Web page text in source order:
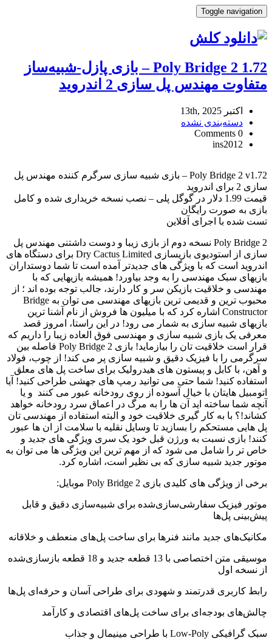
Toggle navigation
Poly Bridge 2 1.72 – بازی پازل-شبیه‌ساز
متفاوت مهندس پل سازی 2 اندروید
اکتبر 13th, 2025
دسته‌بندی نشده
0 Comments
ins2012
Bridge
1.72
–
بازی
پازل-
شبیه‌ساز
متفاوت
مهندس
پل
سازی
اندرویدReviewed
by
Ins2012
on
Oct
13Rating:
Poly Bridge 2 v1.72 – بازی شبیه سازی سرگرم کننده مهندس پل
سازی 2 برای اندروید
قیمت 1.99 دلار در گوگل پلی – نصب نسخه خریداری شده و کامل
بازی به صورت رایگان
تست شده با اجرای آفلاین
Poly Bridge 2 نسخه دوم از بازی زیبا و دوست داشتنی مهندس پل
سازی از استودیوی بازیسازی Dry Cactus Limited برای دستگاه های
اندروید است که با ویژگی های جدیدتر آمده است تا شما دوستداران
بازیهای سبک مهندسی را به وجد بیاورد! همیشه بازیهایی که با
مهندسی و خلاقیت بازیکن سر و کار دارند، جالب توجه بوده اند ؛ از
محبوب ترین و قدیمی ترین بازیهای مهندسی می توان به Bridge
Constructor اشاره کرد که با میلیون ها فروش از نام آشنا ترین
بازیهای شبیه سازی به شمار می رود! در این راستا، امروز قصد
معرفی یک بازی شبیه سازی و مهندسی فوق العاده زیبا را داریم که
قرار است خلاقیت تان را بیازماید! بازی Poly Bridge 2 فاصله بین
سرگرمی را با فیزیک دقیق و شبیه سازی پر می کند! از چوب، فولاد
و آهن، با کابل و پیستون های هیدرولیک برای ساخت پل های معلق
استفاده کنید! شما حتی می توانید رمپ های جهشی طراحی کنید! آیا
اتومبیل هایتان با خیال آسوده از روی رودخانه عبور می کنند و یا
آنچه شما ساخته اید آن ها را به مرگ در اعماق سرد رودخانه خواهد
کشاند!؟ با به کار گیری خلاقیت خود و البته استفاده از مهندسی تان
پل هایی مستحکم را بسازید تا وسایل نقلیه با سلامت از ان ها عبور
کنند! بازی نسبت به ورژن قبل خود یک سری ویژگی های جدید و
خاص تر را شامل می شود که از مهم ترین این ویژگی ها می توان به
موتور جدید شبیه سازی که بی نظیر است، اشاره کرد.
برخی از ویژگی های کلیدی بازی Poly Bridge 2 موبایل:
موتور فیزیک سفارشی‌سازی‌شده برای شبیه‌سازی دقیق و قابل
پیش‌بینی پل‌ها
مکانیک‌های جدید مانند فنرها برای ساخت پل‌های منعطف و خلاقانه
موسیقی متن اختصاصی با 13 قطعه جدید و 18 قطعه بازسازی‌شده
از نسخه اول
رابط کاربری قدرتمند و شهودی برای طراحی آسان و حرفه‌ای پل‌ها
چالش‌های بودجه‌ای برای ساخت پل‌های اقتصادی و کارآمد
سبک گرافیکی Low-Poly با طراحی مینیمال و جذاب